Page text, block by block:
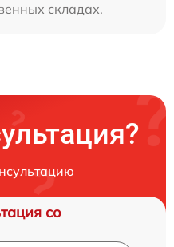
складах.
со